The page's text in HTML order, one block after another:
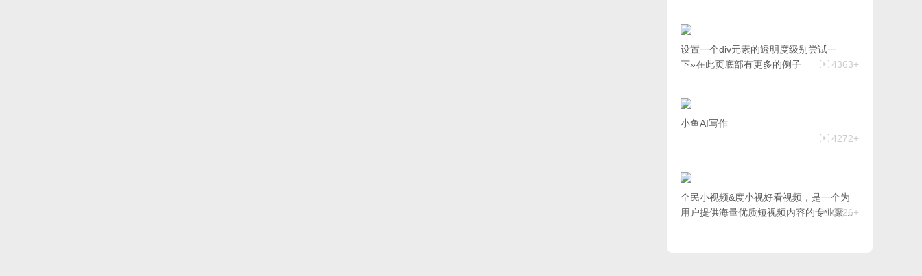
设置一个div元素的透明度级别尝试一
下»在此页底部有更多的例子
4363+
小鱼AI写作
4272+
全民小视频&度小视好看视频，是一个为
用户提供海量优质短视频内容的专业聚合
6926+